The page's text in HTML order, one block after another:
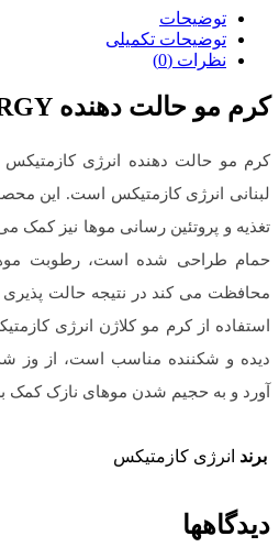
توضیحات
توضیحات تکمیلی
نظرات (0)
کرم مو حالت دهنده ENERGY مدل کلاژن
کرم مو حالت دهنده انرژی
لبنانی انرژی کازمتیکس است. این
تغذیه و پروتئین رسانی موها نیز کمک
حمام طراحی شده است، رطوبت
محافظت می کند در نتیجه حالت
استفاده از کرم مو کلاژن انرژی
دیده و شکننده مناسب است، از وز
آورد و به حجیم شدن موهای نازک کمک
برند انرژی کازمتیکس
دیدگاهها